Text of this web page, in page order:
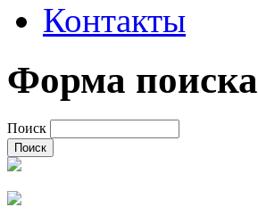
Контакты
Форма поиска
Поиск